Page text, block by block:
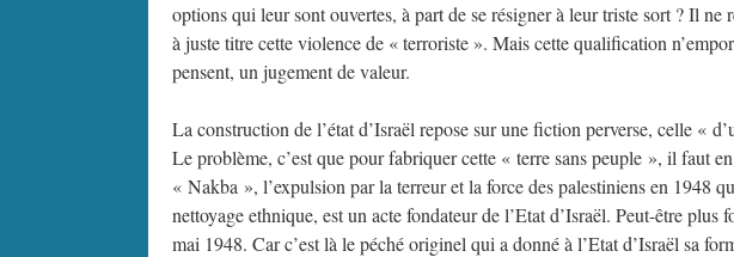
options qui leur sont ouvertes, à part de se résigner à leur triste sort ? Il
à juste titre cette violence de « terroriste ». Mais cette qualification
pensent, un jugement de valeur.
La construction de l’état d’Israël repose sur une fiction perverse, celle «
Le problème, c’est que pour fabriquer cette « terre sans peuple », il faut
« Nakba », l’expulsion par la terreur et la force des palestiniens en 1948
nettoyage ethnique, est un acte fondateur de l’Etat d’Israël. Peut-être plus
mai 1948. Car c’est là le péché originel qui a donné à l’Etat d’Israël sa